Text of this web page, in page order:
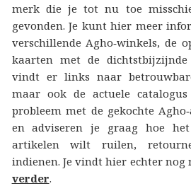
merk die je tot nu toe
gevonden. Je kunt hier meer
verschillende Agho‑winkels, de
kaarten met de
vindt er links naar
maar ook de actuele
probleem met de gekochte
en adviseren je graag hoe
artikelen wilt ruilen,
indienen. Je vindt hier echter
verder.